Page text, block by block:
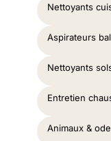
Nettoyants
Aspirateurs
Nettoyants
Entretien
Animaux &